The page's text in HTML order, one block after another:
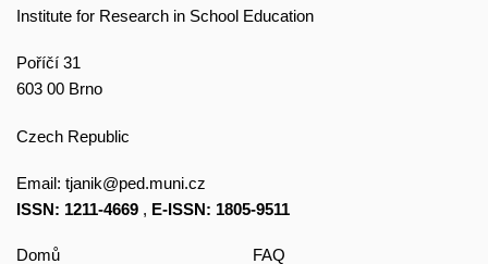
Institute for Research in School Education
Poříčí 31
603 00 Brno
Czech Republic
Email: tjanik@ped.muni.cz
ISSN: 1211-4669 , E-ISSN: 1805-9511
Domů FAQ